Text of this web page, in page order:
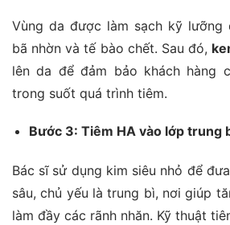
Vùng da được làm sạch kỹ lưỡng
bã nhờn và tế bào chết. Sau đó,
lên da để đảm bảo khách hàng
trong suốt quá trình tiêm.
Bước 3: Tiêm HA vào lớp trung
Bác sĩ sử dụng kim siêu nhỏ để
sâu, chủ yếu là trung bì, nơi giúp
làm đầy các rãnh nhăn. Kỹ thuật